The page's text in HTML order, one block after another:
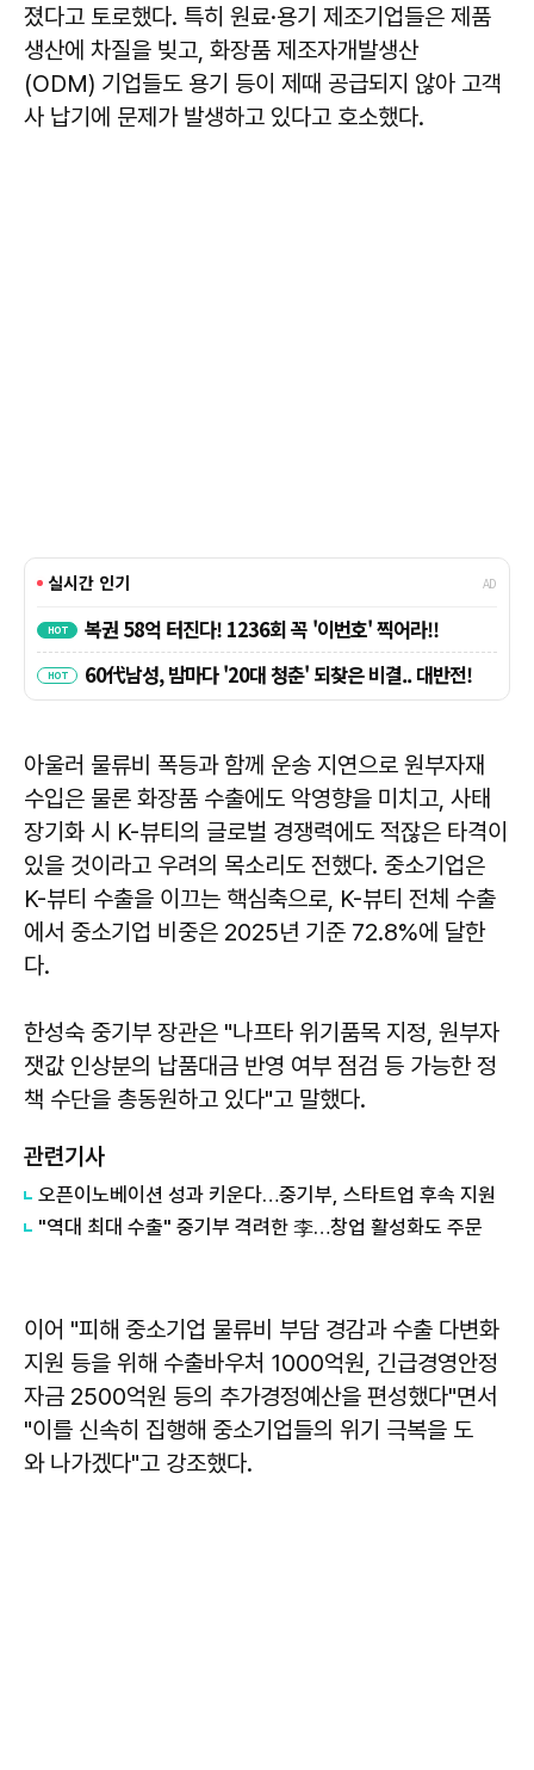
졌다고 토로했다. 특히 원료·용기 제조기업들은 제품
생산에 차질을 빚고, 화장품 제조자개발생산
(ODM) 기업들도 용기 등이 제때 공급되지 않아 고객
사 납기에 문제가 발생하고 있다고 호소했다.
아울러 물류비 폭등과 함께 운송 지연으로 원부자재
수입은 물론 화장품 수출에도 악영향을 미치고, 사태
장기화 시 K-뷰티의 글로벌 경쟁력에도 적잖은 타격이
있을 것이라고 우려의 목소리도 전했다. 중소기업은
K-뷰티 수출을 이끄는 핵심축으로, K-뷰티 전체 수출
에서 중소기업 비중은 2025년 기준 72.8%에 달한
다.
한성숙 중기부 장관은 "나프타 위기품목 지정, 원부자
잿값 인상분의 납품대금 반영 여부 점검 등 가능한 정
책 수단을 총동원하고 있다"고 말했다.
관련기사
오픈이노베이션 성과 키운다…중기부, 스타트업 후속 지원
"역대 최대 수출" 중기부 격려한 李…창업 활성화도 주문
이어 "피해 중소기업 물류비 부담 경감과 수출 다변화
지원 등을 위해 수출바우처 1000억원, 긴급경영안정
자금 2500억원 등의 추가경정예산을 편성했다"면서
"이를 신속히 집행해 중소기업들의 위기 극복을 도
와 나가겠다"고 강조했다.